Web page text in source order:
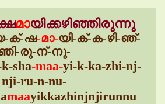
മായിക്കഴിഞ്ഞിരുന്നു
ക്-ഷ-മാ-യി-ക്-ക-ഴി-ഞ്-
രു-ന്-നു-
sha-maa-yi-k-ka-zhi-nj-
nji-ru-n-nu-
maayikkazhinjnjirunnu